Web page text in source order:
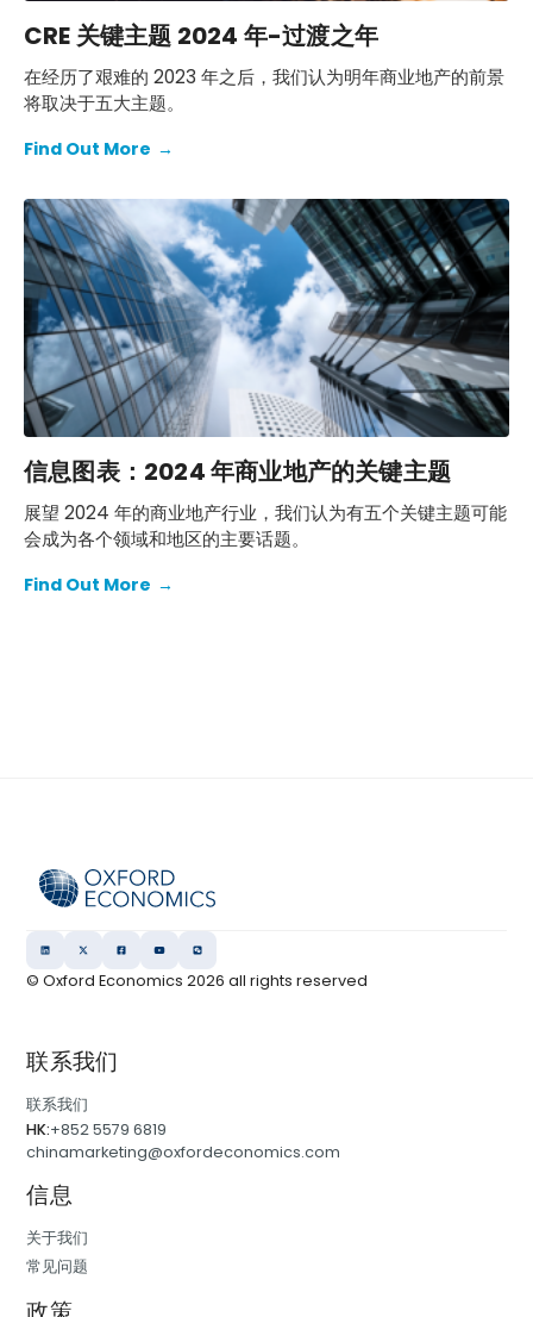
CRE 关键主题 2024 年-过渡之年
在经历了艰难的 2023 年之后，我们认为明年商业地产的前景
将取决于五大主题。
Find Out More →
信息图表：2024 年商业地产的关键主题
展望 2024 年的商业地产行业，我们认为有五个关键主题可能
会成为各个领域和地区的主要话题。
Find Out More →
© Oxford Economics2026 all rights reserved
联系我们
联系我们
HK:+852 5579 6819
chinamarketing@oxfordeconomics.com
信息
关于我们
常见问题